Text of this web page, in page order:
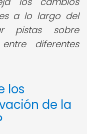
a lo largo del
pistas sobre
diferentes
los
de la